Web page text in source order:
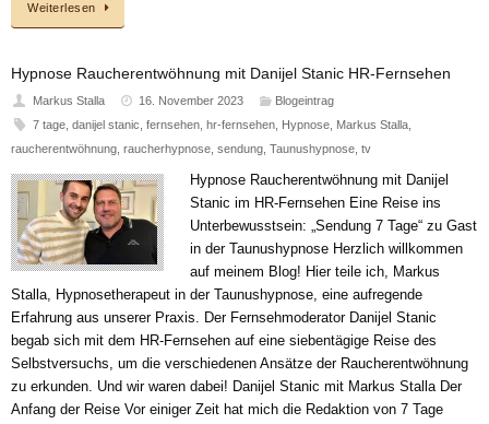
Weiterlesen
Hypnose Raucherentwöhnung mit Danijel Stanic HR-Fernsehen
Markus Stalla 16. November 2023
Blogeintrag
7 tage, danijel stanic, fernsehen, hr-fernsehen, Hypnose, Markus Stalla,
raucherentwöhnung, raucherhypnose, sendung, Taunushypnose, tv
Hypnose Raucherentwöhnung mit Danijel
Stanic im HR-Fernsehen Eine Reise ins
Unterbewusstsein: „Sendung 7 Tage“ zu Gast
in der Taunushypnose Herzlich willkommen
auf meinem Blog! Hier teile ich, Markus
Stalla, Hypnosetherapeut in der Taunushypnose, eine aufregende
Erfahrung aus unserer Praxis. Der Fernsehmoderator Danijel Stanic
begab sich mit dem HR-Fernsehen auf eine siebentägige Reise des
Selbstversuchs, um die verschiedenen Ansätze der Raucherentwöhnung
zu erkunden. Und wir waren dabei! Danijel Stanic mit Markus Stalla Der
Anfang der Reise Vor einiger Zeit hat mich die Redaktion von 7 Tage